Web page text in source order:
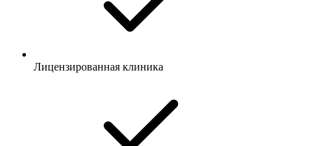
Лицензированная клиника